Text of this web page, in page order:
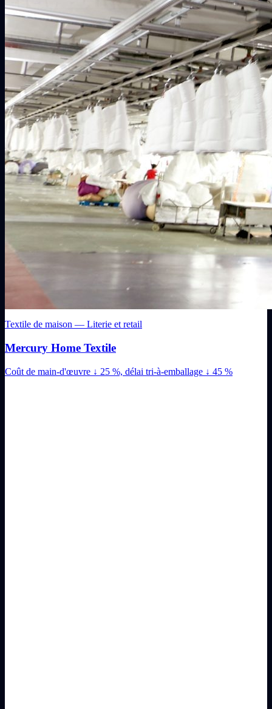
Textile de maison — Literie et retail
Mercury Home Textile
Coût de main-d'œuvre ↓ 25 %, délai tri-à-emballage ↓ 45 %